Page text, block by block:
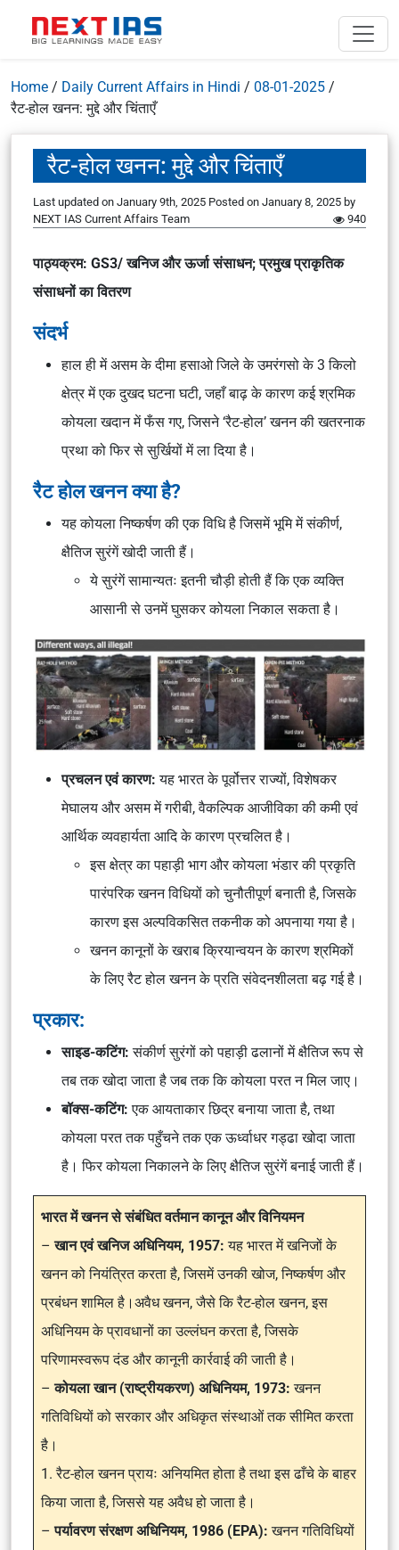
Home / Daily Current Affairs in Hindi / 08-01-2025 /
रैट-होल खनन: मुद्दे और चिंताएँ
रैट-होल खनन: मुद्दे और चिंताएँ
Last updated on January 9th, 2025 Posted on January 8, 2025 by
NEXT IAS Current Affairs Team
940
पाठ्यक्रम: GS3/ खनिज और ऊर्जा संसाधन; प्रमुख प्राकृतिक
संसाधनों का वितरण
संदर्भ
हाल ही में असम के दीमा हसाओ जिले के उमरंगसो के 3 किलो
क्षेत्र में एक दुखद घटना घटी, जहाँ बाढ़ के कारण कई श्रमिक
कोयला खदान में फँस गए, जिसने ‘रैट-होल’ खनन की खतरनाक
प्रथा को फिर से सुर्खियों में ला दिया है।
रैट होल खनन क्या है?
यह कोयला निष्कर्षण की एक विधि है जिसमें भूमि में संकीर्ण,
क्षैतिज सुरंगें खोदी जाती हैं।
ये सुरंगें सामान्यतः इतनी चौड़ी होती हैं कि एक व्यक्ति
आसानी से उनमें घुसकर कोयला निकाल सकता है।
प्रचलन एवं कारण: यह भारत के पूर्वोत्तर राज्यों, विशेषकर
मेघालय और असम में गरीबी, वैकल्पिक आजीविका की कमी एवं
आर्थिक व्यवहार्यता आदि के कारण प्रचलित है।
इस क्षेत्र का पहाड़ी भाग और कोयला भंडार की प्रकृति
पारंपरिक खनन विधियों को चुनौतीपूर्ण बनाती है, जिसके
कारण इस अल्पविकसित तकनीक को अपनाया गया है।
खनन कानूनों के खराब क्रियान्वयन के कारण श्रमिकों
के लिए रैट होल खनन के प्रति संवेदनशीलता बढ़ गई है।
प्रकार:
साइड-कटिंग: संकीर्ण सुरंगों को पहाड़ी ढलानों में क्षैतिज रूप से
तब तक खोदा जाता है जब तक कि कोयला परत न मिल जाए।
बॉक्स-कटिंग: एक आयताकार छिद्र बनाया जाता है, तथा
कोयला परत तक पहुँचने तक एक ऊर्ध्वाधर गड्ढा खोदा जाता
है। फिर कोयला निकालने के लिए क्षैतिज सुरंगें बनाई जाती हैं।
भारत में खनन से संबंधित वर्तमान कानून और विनियमन
–खान एवं खनिज अधिनियम, 1957:यह भारत में खनिजों के
खनन को नियंत्रित करता है, जिसमें उनकी खोज, निष्कर्षण और
प्रबंधन शामिल है।अवैध खनन, जैसे कि रैट-होल खनन, इस
अधिनियम के प्रावधानों का उल्लंघन करता है, जिसके
परिणामस्वरूप दंड और कानूनी कार्रवाई की जाती है।
–कोयला खान (राष्ट्रीयकरण) अधिनियम, 1973:खनन
गतिविधियों को सरकार और अधिकृत संस्थाओं तक सीमित करता
है।
1. रैट-होल खनन प्रायः अनियमित होता है तथा इस ढाँचे के बाहर
किया जाता है, जिससे यह अवैध हो जाता है।
–पर्यावरण संरक्षण अधिनियम, 1986 (EPA): खनन गतिविधियों